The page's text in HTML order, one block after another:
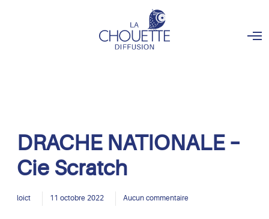
O
DRACHE NATIONALE –
Cie Scratch
loict 11 octobre 2022 Aucun commentaire